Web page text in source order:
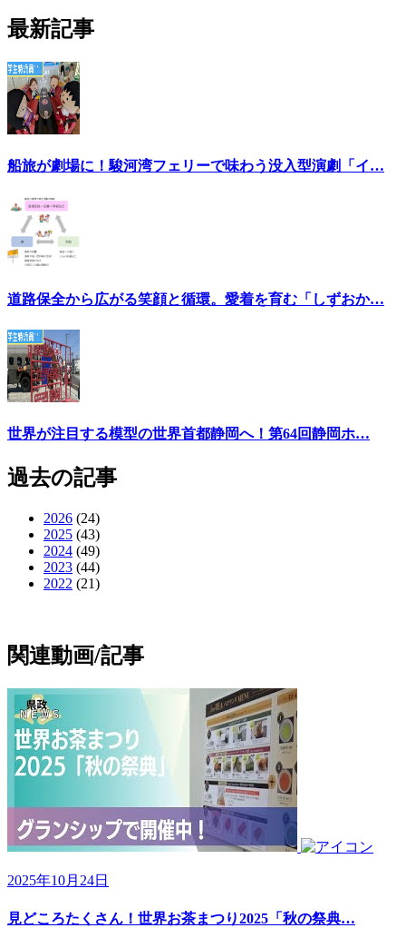
最新記事
船旅が劇場に！駿河湾フェリーで味わう没入型演劇「イ…
道路保全から広がる笑顔と循環。愛着を育む「しずおか…
世界が注目する模型の世界首都静岡へ！第64回静岡ホ…
過去の記事
2026 (24)
2025 (43)
2024 (49)
2023 (44)
2022 (21)
関連動画/記事
2025年10月24日
見どころたくさん！世界お茶まつり2025「秋の祭典…